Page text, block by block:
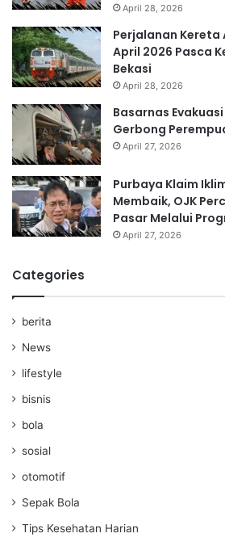
April 28, 2026
Perjalanan Kereta
April 2026 Pasca
Bekasi
April 28, 2026
Basarnas
Gerbong
April 27, 2026
Purbaya Klaim
Membaik, OJK
Pasar Melalui
April 27, 2026
Categories
berita
News
lifestyle
bisnis
bola
sosial
otomotif
Sepak Bola
Tips Kesehatan Harian